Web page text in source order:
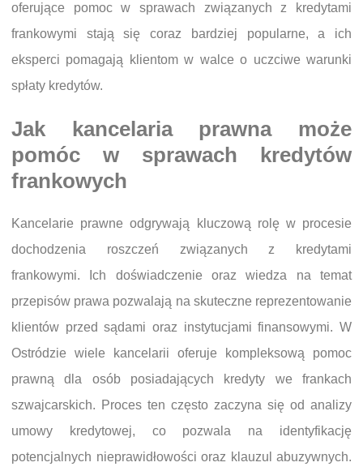
oferujące pomoc w sprawach związanych z kredytami
frankowymi stają się coraz bardziej popularne, a ich
eksperci pomagają klientom w walce o uczciwe warunki
spłaty kredytów.
Jak kancelaria prawna może
pomóc w sprawach kredytów
frankowych
Kancelarie prawne odgrywają kluczową rolę w procesie
dochodzenia roszczeń związanych z kredytami
frankowymi. Ich doświadczenie oraz wiedza na temat
przepisów prawa pozwalają na skuteczne reprezentowanie
klientów przed sądami oraz instytucjami finansowymi. W
Ostródzie wiele kancelarii oferuje kompleksową pomoc
prawną dla osób posiadających kredyty we frankach
szwajcarskich. Proces ten często zaczyna się od analizy
umowy kredytowej, co pozwala na identyfikację
potencjalnych nieprawidłowości oraz klauzul abuzywnych.